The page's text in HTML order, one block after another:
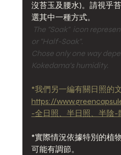
沒苔玉及腰水)。請視乎
選其中一種方式。
or "Half-Soak".
Chose only one way
Kokedama‘s humidity.
*我們另一編有關日照的
https://
-全日照、半日照、半陰-
*實際情況依據特別的植
可能有調節。